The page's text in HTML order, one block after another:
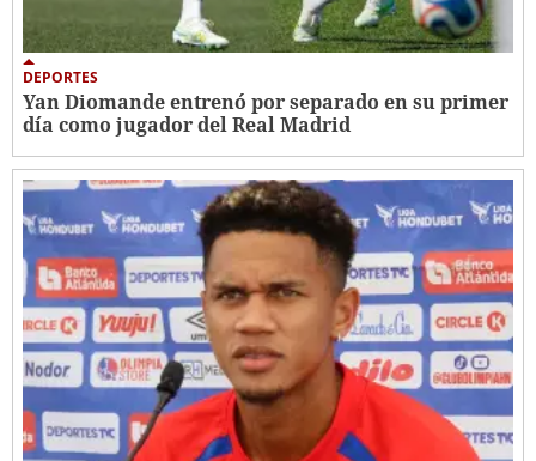
DEPORTES
Yan Diomande entrenó por separado en su primer
día como jugador del Real Madrid